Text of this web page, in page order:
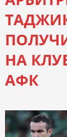
НА
АФК